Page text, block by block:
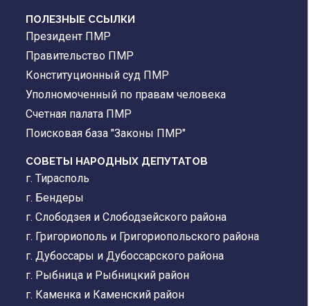
ПОЛЕЗНЫЕ ССЫЛКИ
Президент ПМР
Правительство ПМР
Конституционный суд ПМР
Уполномоченный по правам человека
Счетная палата ПМР
Поисковая база "Законы ПМР"
СОВЕТЫ НАРОДНЫХ ДЕПУТАТОВ
г. Тирасполь
г. Бендеры
г. Слободзея и Слободзейского района
г. Григориополь и Григориопольского района
г. Дубоссары и Дубоссарского района
г. Рыбница и Рыбницкий район
г. Каменка и Каменский район